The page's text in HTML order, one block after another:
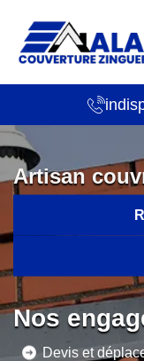
Artisan
Nos
Devis et